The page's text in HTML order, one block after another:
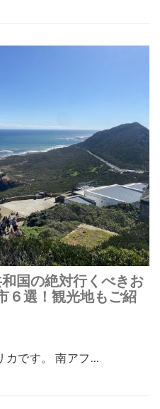
国の絶対行くべきお
６選！観光地もご紹
カです。 南アフ…